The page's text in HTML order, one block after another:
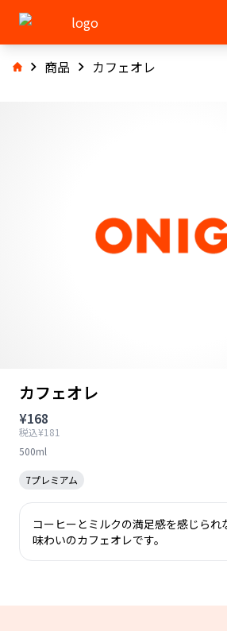
商品 カフェオレ
カフェオレ
¥168
税込¥181
500ml
7プレミアム
コーヒーとミルクの満足感を感じられ
味わいのカフェオレです。